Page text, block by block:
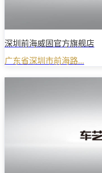
深圳前海威固官方旗舰店
广东省深圳市前海路...